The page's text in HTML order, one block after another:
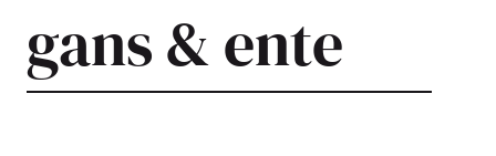
gans & ente